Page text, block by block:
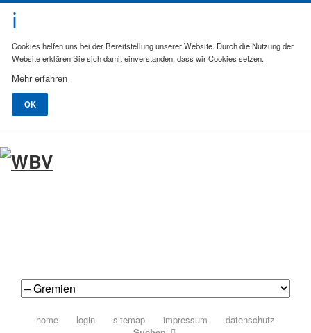
Cookies helfen uns bei der Bereitstellung unserer Website. Durch die Nutzung der
Website erklären Sie sich damit einverstanden, dass wir Cookies setzen.
Mehr erfahren
OK
navigation
home login sitemap impressum datenschutz